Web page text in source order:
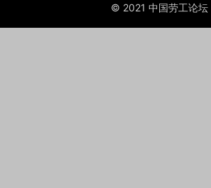
© 2021 中国劳工论坛